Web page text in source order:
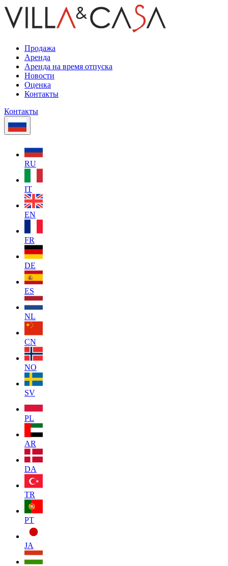
Продажа
Аренда
Аренда на время отпуска
Новости
Оценка
Контакты
Контакты
RU
IT
EN
FR
DE
ES
NL
CN
NO
SV
PL
AR
DA
TR
PT
JA